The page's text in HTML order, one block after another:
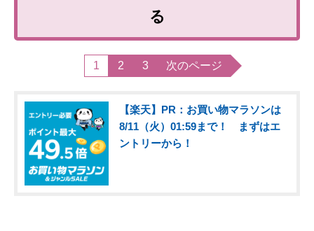
る
1 2 3 次のページ
【楽天】PR：お買い物マラソンは
8/11（火）01:59まで！ まずはエ
ントリーから！